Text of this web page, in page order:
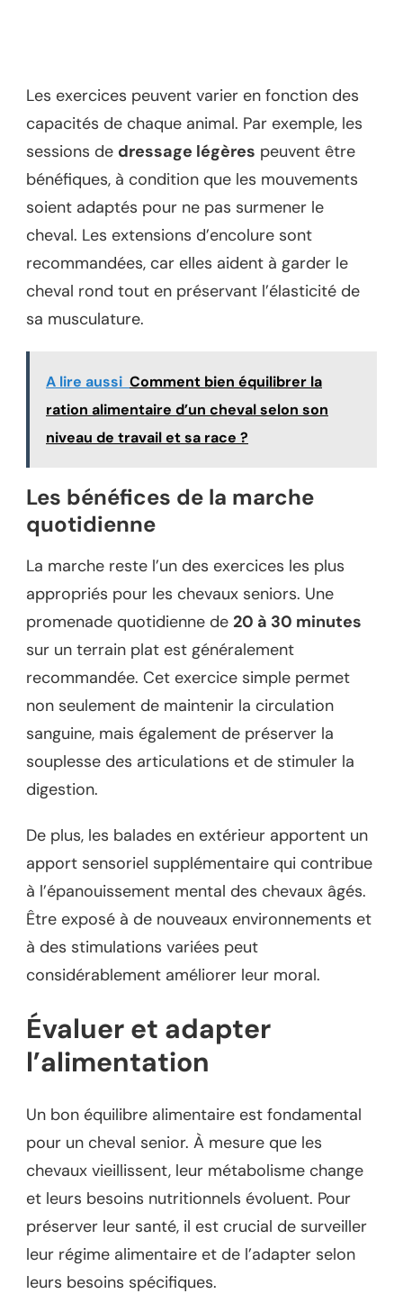
Les exercices peuvent varier en fonction des
capacités de chaque animal. Par exemple, les
sessions de dressage légères peuvent être
bénéfiques, à condition que les mouvements
soient adaptés pour ne pas surmener le
cheval. Les extensions d’encolure sont
recommandées, car elles aident à garder le
cheval rond tout en préservant l’élasticité de
sa musculature.
A lire aussi Comment bien équilibrer la
ration alimentaire d’un cheval selon son
niveau de travail et sa race ?
Les bénéfices de la marche
quotidienne
La marche reste l’un des exercices les plus
appropriés pour les chevaux seniors. Une
promenade quotidienne de 20 à 30 minutes
sur un terrain plat est généralement
recommandée. Cet exercice simple permet
non seulement de maintenir la circulation
sanguine, mais également de préserver la
souplesse des articulations et de stimuler la
digestion.
De plus, les balades en extérieur apportent un
apport sensoriel supplémentaire qui contribue
à l’épanouissement mental des chevaux âgés.
Être exposé à de nouveaux environnements et
à des stimulations variées peut
considérablement améliorer leur moral.
Évaluer et adapter
l’alimentation
Un bon équilibre alimentaire est fondamental
pour un cheval senior. À mesure que les
chevaux vieillissent, leur métabolisme change
et leurs besoins nutritionnels évoluent. Pour
préserver leur santé, il est crucial de surveiller
leur régime alimentaire et de l’adapter selon
leurs besoins spécifiques.